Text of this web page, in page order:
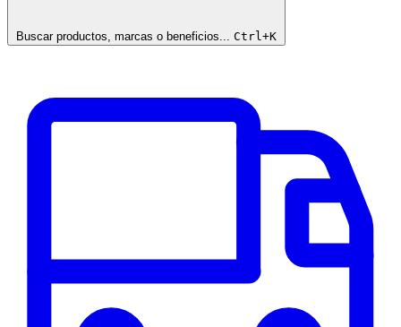
Buscar productos, marcas o beneficios... Ctrl+K